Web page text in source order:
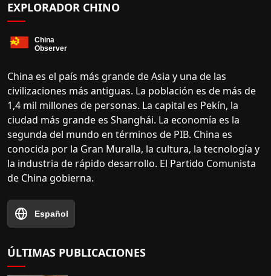
EXPLORADOR CHINO
China es el país más grande de Asia y una de las
civilizaciones más antiguas. La población es de más de
1,4 mil millones de personas. La capital es Pekín, la
ciudad más grande es Shanghái. La economía es la
segunda del mundo en términos de PIB. China es
conocida por la Gran Muralla, la cultura, la tecnología y
la industria de rápido desarrollo. El Partido Comunista
de China gobierna.
Español
ÚLTIMAS PUBLICACIONES